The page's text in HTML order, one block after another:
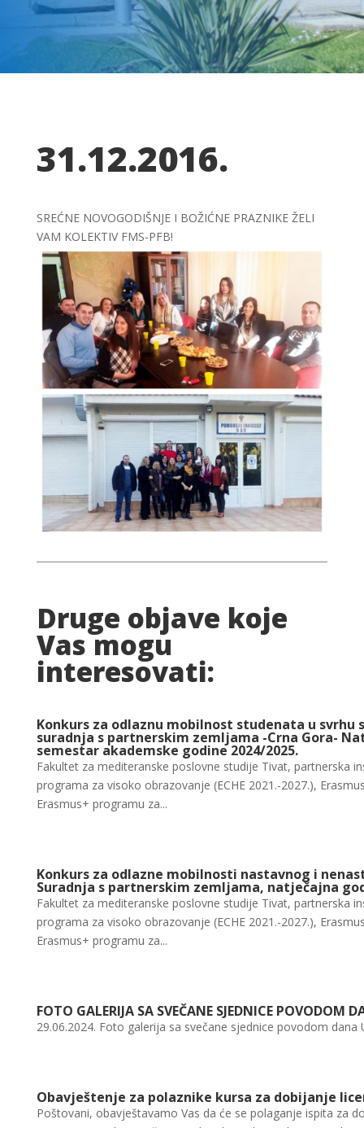
31.12.2016.
SREĆNE NOVOGODIŠNJE I BOŽIĆNE PRAZNIKE ŽELI
VAM KOLEKTIV FMS-PFB!
Druge objave koje
Vas mogu
interesovati:
Konkurs za odlaznu mobilnost studenata u svrhu
suradnja s partnerskim zemljama -Crna Gora-
semestar akademske godine 2024/2025.
Fakultet za mediteranske poslovne studije Tivat, partnerska
programa za visoko obrazovanje (ECHE 2021.-2027.),
Erasmus+ programu za...
Konkurs za odlazne mobilnosti nastavnog i
Suradnja s partnerskim zemljama, natječajna
Fakultet za mediteranske poslovne studije Tivat, partnerska
programa za visoko obrazovanje (ECHE 2021.-2027.),
Erasmus+ programu za...
FOTO GALERIJA SA SVEČANE SJEDNICE POVODOM
29.06.2024. Foto galerija sa svečane sjednice povodom dana
Obavještenje za polaznike kursa za dobijanje
Poštovani, obavještavamo Vas da će se polaganje ispita za